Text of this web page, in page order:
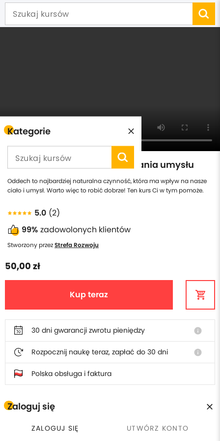
Kategorie
Zaloguj się
ZALOGUJ SIĘ UTWÓRZ KONTO
Minikurs oddychania i wyciszania umysłu
Oddech to najbardziej naturalna czynność, która ma wpływ na nasze
ciało i umysł. Warto więc to robić dobrze! Ten kurs Ci w tym pomoże.
5.0 (2)
99% zadowolonych klientów
Stworzony przezStrefa Rozwoju
50,00 zł
Kup teraz
30 dni gwarancji zwrotu pieniędzy info
Rozpocznij naukę teraz, zapłać do 30 dni info
Polska obsługa i faktura